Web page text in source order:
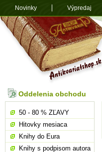
Oddelenia obchodu
50 - 80 % ZĽAVY
Hitovky mesiaca
Knihy do Eura
Knihy s podpisom autora
Novinky Výpredaj